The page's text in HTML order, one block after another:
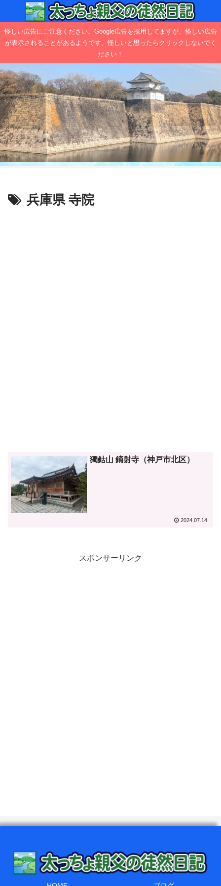
怪しい広告にご注意ください。Google広告を採用してますが、怪しい広告
が表示されることがあるようです。怪しいと思ったらクリックしないでく
ださい！
兵庫県 寺院
獨鈷山 鏑射寺（神戸市北区）
2024.07.14
スポンサーリンク